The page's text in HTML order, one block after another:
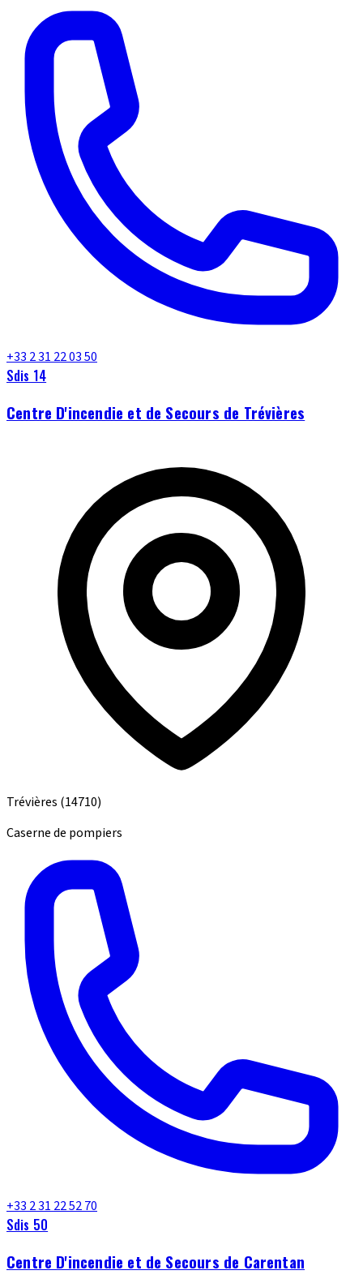
+33 2 31 22 03 50
Sdis 14
Centre D'incendie et de Secours de Trévières
Trévières (14710)
Caserne de pompiers
+33 2 31 22 52 70
Sdis 50
Centre D'incendie et de Secours de Carentan